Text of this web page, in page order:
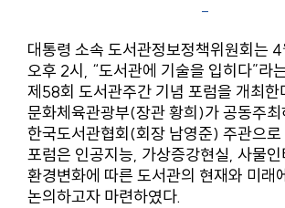
-
대통령 소속 도서관정보정책위원회는
오후 2시, “도서관에 기술을 입히다”라
제58회 도서관주간 기념 포럼을 개최한
문화체육관광부(장관 황희)가 공동주최
한국도서관협회(회장 남영준) 주관으로
포럼은 인공지능, 가상증강현실, 사물
환경변화에 따른 도서관의 현재와 미래
논의하고자 마련하였다.